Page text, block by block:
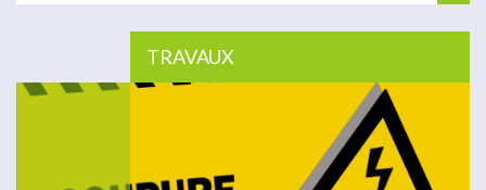
TRAVAUX